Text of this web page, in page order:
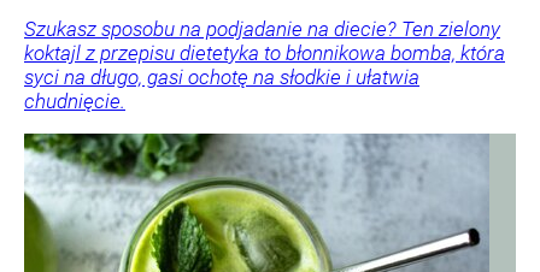
Szukasz sposobu na podjadanie na diecie? Ten zielony
koktajl z przepisu dietetyka to błonnikowa bomba, która
syci na długo, gasi ochotę na słodkie i ułatwia
chudnięcie.